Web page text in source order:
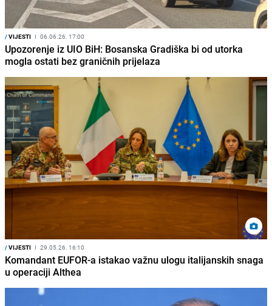
/VIJESTI I 06.06.26. 17:00
Upozorenje iz UIO BiH: Bosanska Gradiška bi od utorka
mogla ostati bez graničnih prijelaza
/VIJESTI I 29.05.26. 16:10
Komandant EUFOR-a istakao važnu ulogu italijanskih snaga
u operaciji Althea